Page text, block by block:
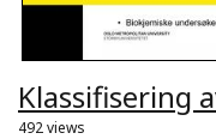
Klassifisering
492 views